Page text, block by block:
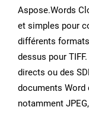
Aspose.Words
et simples pour
différents
dessus pour
directs ou des
documents Word
notamment